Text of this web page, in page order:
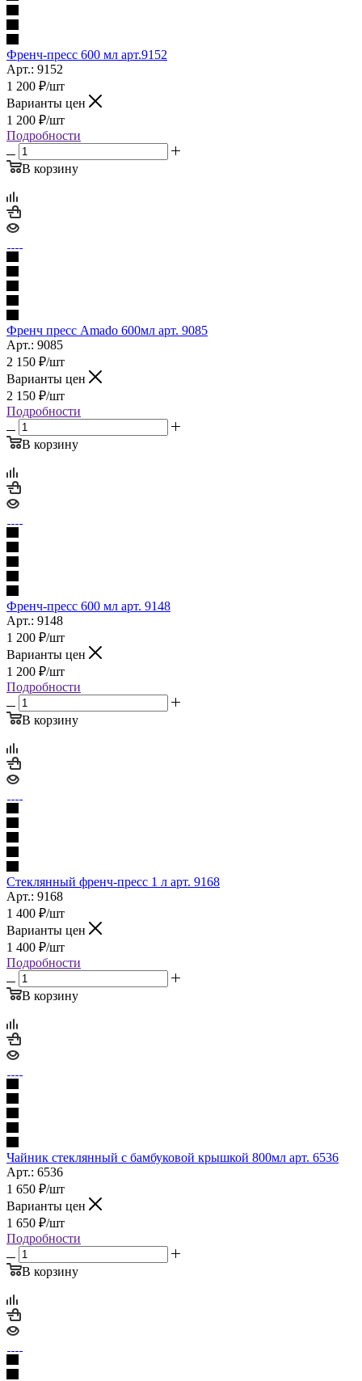
Френч-пресс 600 мл арт.9152
Арт.: 9152
1 200 ₽/шт
Варианты цен
1 200 ₽/шт
Подробности
В корзину
Френч пресс Amado 600мл арт. 9085
Арт.: 9085
2 150 ₽/шт
Варианты цен
2 150 ₽/шт
Подробности
В корзину
Френч-пресс 600 мл арт. 9148
Арт.: 9148
1 200 ₽/шт
Варианты цен
1 200 ₽/шт
Подробности
В корзину
Стеклянный френч-пресс 1 л арт. 9168
Арт.: 9168
1 400 ₽/шт
Варианты цен
1 400 ₽/шт
Подробности
В корзину
Чайник стеклянный с бамбуковой крышкой 800мл арт. 6536
Арт.: 6536
1 650 ₽/шт
Варианты цен
1 650 ₽/шт
Подробности
В корзину